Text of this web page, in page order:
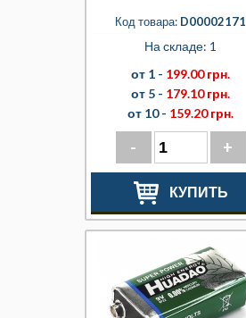
Код товара: D00002171
На складе: 1
от 1 - 199.00 грн.
от 5 - 179.10 грн.
от 10 - 159.20 грн.
- +
КУПИТЬ